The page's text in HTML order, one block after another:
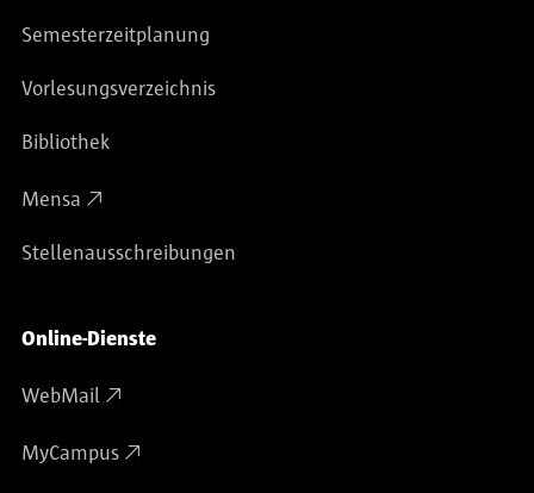
Semesterzeitplanung
Vorlesungsverzeichnis
Bibliothek
Mensa
Stellenausschreibungen
Online-Dienste
WebMail
MyCampus